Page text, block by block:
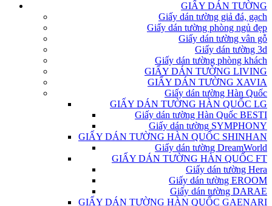
GIẤY DÁN TƯỜNG
Giấy dán tường giả đá, gạch
Giấy dán tường phòng ngủ đẹp
Giấy dán tường vân gỗ
Giấy dán tường 3d
Giấy dán tường phòng khách
GIẤY DÁN TƯỜNG LIVING
GIẤY DÁN TƯỜNG XAVIA
Giấy dán tường Hàn Quốc
GIẤY DÁN TƯỜNG HÀN QUỐC LG
Giấy dán tường Hàn Quốc BESTI
Giấy dán tường SYMPHONY
GIẤY DÁN TƯỜNG HÀN QUỐC SHINHAN
Giấy dán tường DreamWorld
GIẤY DÁN TƯỜNG HÀN QUỐC FT
Giấy dán tường Hera
Giấy dán tường EROOM
Giấy dán tường DARAE
GIẤY DÁN TƯỜNG HÀN QUỐC GAENARI